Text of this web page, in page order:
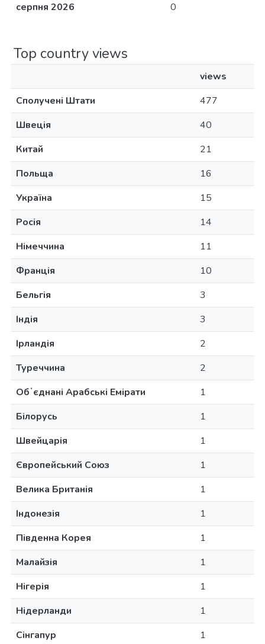
серпня 2026
0
Top country views
views
Сполучені Штати
477
Швеція
40
Китай
21
Польща
16
Україна
15
Росія
14
Німеччина
11
Франція
10
Бельгія
3
Індія
3
Ірландія
2
Туреччина
2
Обʼєднані Арабські Емірати
1
Білорусь
1
Швейцарія
1
Європейський Союз
1
Велика Британія
1
Індонезія
1
Південна Корея
1
Малайзія
1
Нігерія
1
Нідерланди
1
Сінгапур
1